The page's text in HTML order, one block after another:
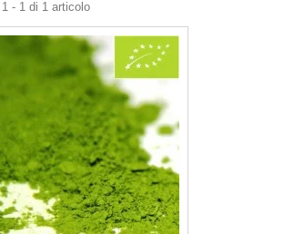
- 1 di 1 articolo